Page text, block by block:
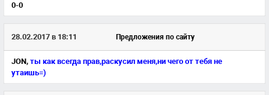
0-0
28.02.2017 в 18:11 Предложения по сайту
JON, ты как всегда прав,раскусил меня,ни чего от тебя не
утаишь=)